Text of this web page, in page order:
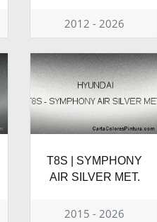
2012 - 2026
T8S | SYMPHONY
AIR SILVER MET.
2015 - 2026